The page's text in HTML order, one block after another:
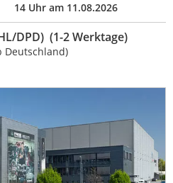
14 Uhr am 11.08.2026
DPD) (1-2 Werktage)
Deutschland)